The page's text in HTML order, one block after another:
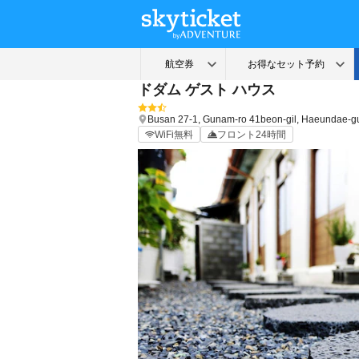
ドダム ゲスト ハウス
Busan 27-1, Gunam-ro 41beon-gil, Haeundae-
WiFi無料
フロント24時間